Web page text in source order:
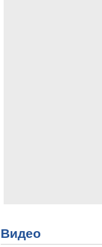
Видео